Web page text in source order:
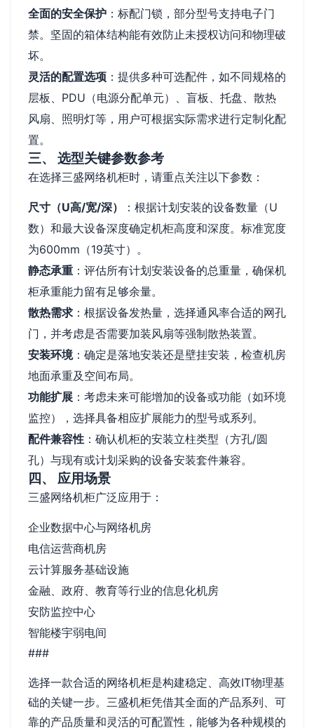
全面的安全保护 ：标配门锁，部分型号支持电子门
禁。坚固的箱体结构能有效防止未授权访问和物理破
坏。
灵活的配置选项 ：提供多种可选配件，如不同规格的
层板、PDU（电源分配单元）、盲板、托盘、散热
风扇、照明灯等，用户可根据实际需求进行定制化配
置。
三、 选型关键参数参考
在选择三盛网络机柜时，请重点关注以下参数：
尺寸（U高/宽/深）
：根据计划安装的设备数量（U
数）和最大设备深度确定机柜高度和深度。标准宽度
为600mm（19英寸）。
静态承重 ：评估所有计划安装设备的总重量，确保机
柜承重能力留有足够余量。
散热需求 ：根据设备发热量，选择通风率合适的网孔
门，并考虑是否需要加装风扇等强制散热装置。
安装环境：确定是落地安装还是壁挂安装，检查机房
地面承重及空间布局。
功能扩展 ：考虑未来可能增加的设备或功能（如环境
监控），选择具备相应扩展能力的型号或系列。
配件兼容性 ：确认机柜的安装立柱类型（方孔/圆
孔）与现有或计划采购的设备安装套件兼容。
四、 应用场景
三盛网络机柜广泛应用于：
企业数据中心与网络机房
电信运营商机房
云计算服务基础设施
金融、政府、教育等行业的信息化机房
安防监控中心
智能楼宇弱电间
###
选择一款合适的网络机柜是构建稳定、高效IT物理基
础的关键一步。三盛机柜凭借其全面的产品系列、可
靠的产品质量和灵活的可配置性，能够为各种规模的